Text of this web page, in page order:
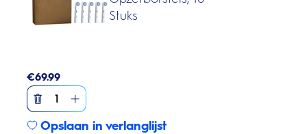
Stuks
€69.99
1
Opslaan in verlanglijst